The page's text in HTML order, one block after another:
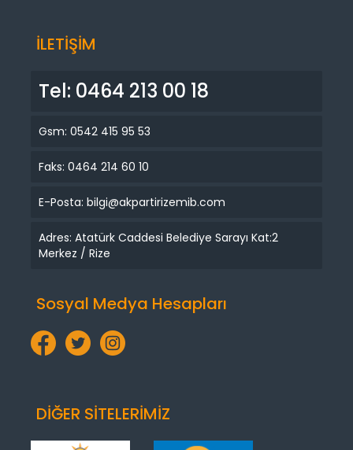
İLETİŞİM
Tel: 0464 213 00 18
Gsm: 0542 415 95 53
Faks: 0464 214 60 10
E-Posta: bilgi@akpartirizemib.com
Adres: Atatürk Caddesi Belediye Sarayı Kat:2
Merkez / Rize
Sosyal Medya Hesapları
DİĞER SİTELERİMİZ